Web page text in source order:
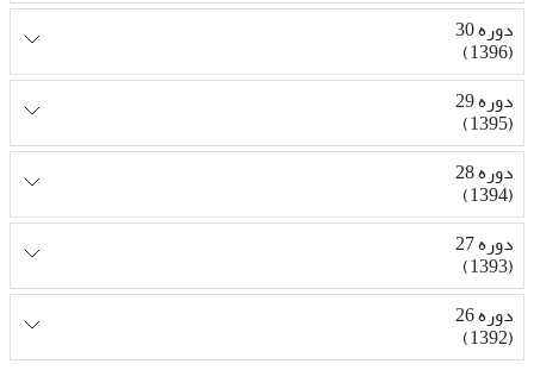
دوره 30
(1396)
دوره 29
(1395)
دوره 28
(1394)
دوره 27
(1393)
دوره 26
(1392)